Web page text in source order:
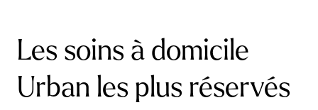
Les soins à domicile
Urban les plus réservés